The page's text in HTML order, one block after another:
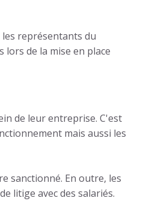
représentants du
de la mise en place
de leur entreprise. C'est
mais aussi les
sanctionné. En outre, les
litige avec des salariés.